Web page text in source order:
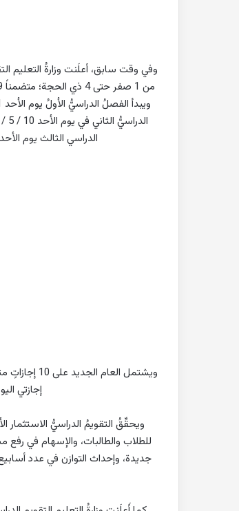
من 1 صفر حتى 4 ذي الحجة؛ متضمناً 39 أسبوعاً دراسيا؛بواقع 13 أسبوعاً لكل فصل دراسي، و56 يوماً من الإجازات المتنوِّعة.
الدراسي الثالث يوم الأحد 20 / 8 / 1444هـ،وينتهي بنهاية دوام يوم الخميس 4 / 12 / 1444هـ.
إجازتي
ويحقِّقُ التقويمُ الدراسيُّ الاستثمار
للطلاب والطالبات، والإسهام في
جديدة، وإحداث التوازن في عدد